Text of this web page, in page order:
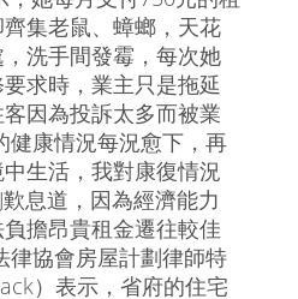
集老鼠、蟑螂，天花
洗手間發霉，每次她
求時，業主只是拖延
因為投訴太多而被業
健康情況每況愈下，再
生活，我對康復情況
息道，因為經濟能力
擔昂貴租金遷往較佳
律協會房屋計劃律師特
）表示，省府的住宅